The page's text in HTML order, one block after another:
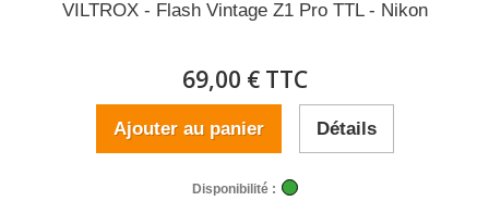
VILTROX - Flash Vintage Z1 Pro TTL - Nikon
69,00 € TTC
Ajouter au panier Détails
Disponibilité :